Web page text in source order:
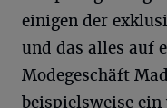
einigen der
und das alles auf
Modegeschäft
beispielsweise